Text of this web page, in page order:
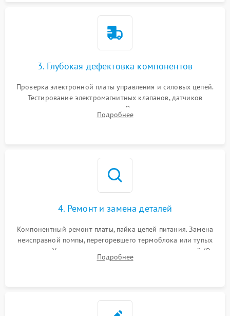
3. Глубокая дефектовка компонентов
Проверка электронной платы управления и силовых цепей.
Тестирование электромагнитных клапанов, датчиков
температуры и расходомера. Оценка степени износа
жерновов кофемолки, уплотнительных колец гидросистемы
Подробнее
4. Ремонт и замена деталей
Компонентный ремонт платы, пайка цепей питания. Замена
неисправной помпы, перегоревшего термоблока или тупых
жерновов. Установка новых силиконовых уплотнителей (O-
ring) и тефлоновых трубок для надежного устранения
Подробнее